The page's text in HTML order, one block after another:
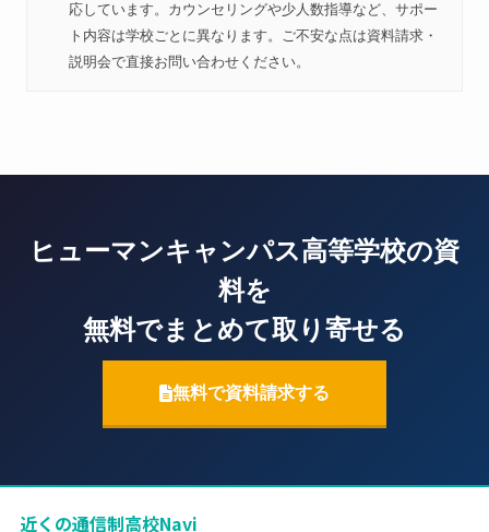
応しています。カウンセリングや少人数指導など、サポー
ト内容は学校ごとに異なります。ご不安な点は資料請求・
説明会で直接お問い合わせください。
ヒューマンキャンパス高等学校の資
料を
無料でまとめて取り寄せる
無料で資料請求する
近くの通信制高校Navi